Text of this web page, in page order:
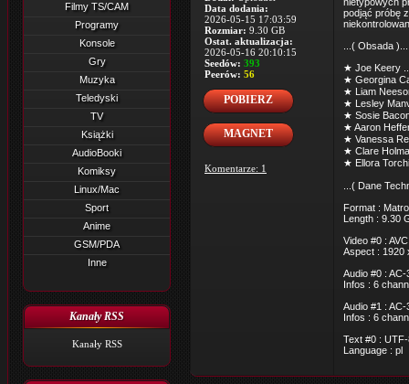
Filmy TS/CAM
Programy
Konsole
Gry
Muzyka
Teledyski
TV
Książki
AudioBooki
Komiksy
Linux/Mac
Sport
Anime
GSM/PDA
Inne
Kanały RSS
Kanały RSS
Data dodania:
2026-05-15 17:03:59
Rozmiar: 9.30 GB
Ostat. aktualizacja:
2026-05-16 20:10:15
Seedów: 393
Peerów: 56
POBIERZ
MAGNET
Komentarze: 1
podjąć próbę
...( Obsada )...
★ Joe Keery
★ Georgina
★ Liam
★ Lesley
★ Sosie
★ Aaron
★ Vanessa
★ Clare
★ Ellora
...( Dane
Format :
Length : 9.30
Video #0 :
Aspect : 1920
Audio #0 :
Infos : 6
Audio #1 :
Infos : 6
Text #0 :
Language : pl